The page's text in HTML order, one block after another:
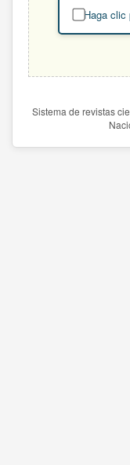
Haga clic
Sistema de revistas